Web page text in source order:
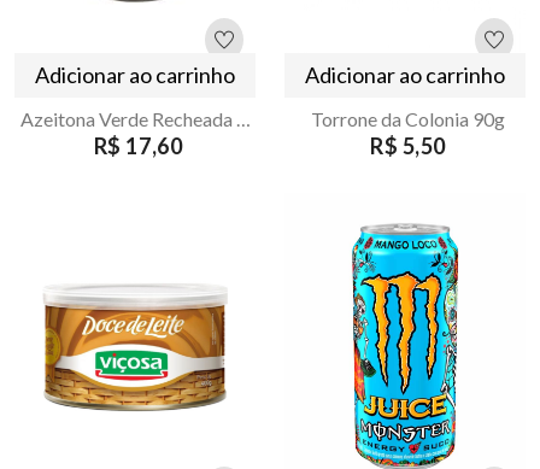
Adicionar ao carrinho
Azeitona Verde Recheada com Presunto Vale Fertil 130g
R$ 17,60
Adicionar ao carrinho
Torrone da Colonia 90g
R$ 5,50